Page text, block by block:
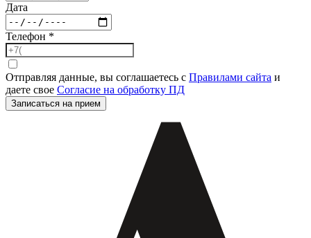
Дата
Телефон *
Отправляя данные, вы соглашаетесь с Правилами сайта и
даете свое Согласие на обработку ПД
Записаться на прием